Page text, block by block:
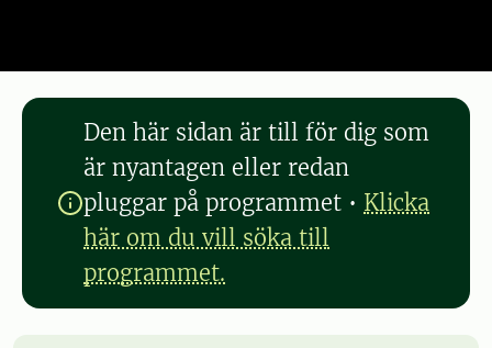
Den här sidan är till för dig som
är nyantagen eller redan
pluggar på programmet • Klicka
här om du vill söka till
programmet.